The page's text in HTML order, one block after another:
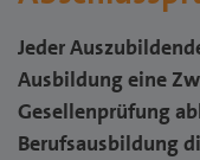
Jeder
Ausbildung eine
Gesellenprüfung
Berufsausbildung